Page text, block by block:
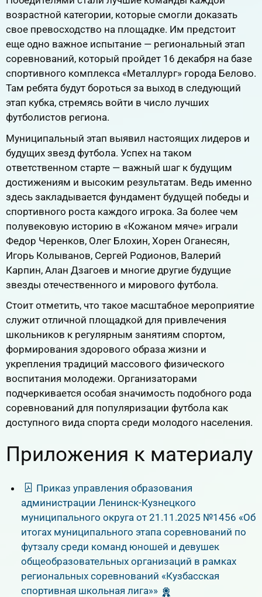
возрастной категории, которые смогли доказать
свое превосходство на площадке. Им предстоит
еще одно важное испытание — региональный этап
соревнований, который пройдет 16 декабря на базе
спортивного комплекса «Металлург» города Белово.
Там ребята будут бороться за выход в следующий
этап кубка, стремясь войти в число лучших
футболистов региона.
Муниципальный этап выявил настоящих лидеров и
будущих звезд футбола. Успех на таком
ответственном старте — важный шаг к будущим
достижениям и высоким результатам. Ведь именно
здесь закладывается фундамент будущей победы и
спортивного роста каждого игрока. За более чем
полувековую историю в «Кожаном мяче» играли
Федор Черенков, Олег Блохин, Хорен Оганесян,
Игорь Колыванов, Сергей Родионов, Валерий
Карпин, Алан Дзагоев и многие другие будущие
звезды отечественного и мирового футбола.
Стоит отметить, что такое масштабное мероприятие
служит отличной площадкой для привлечения
школьников к регулярным занятиям спортом,
формирования здорового образа жизни и
укрепления традиций массового физического
воспитания молодежи. Организаторами
подчеркивается особая значимость подобного рода
соревнований для популяризации футбола как
доступного вида спорта среди молодого населения.
Приложения к материалу
Приказ управления образования
администрации Ленинск-Кузнецкого
муниципального округа от 21.11.2025 №1456 «Об
итогах муниципального этапа соревнований по
футзалу среди команд юношей и девушек
общеобразовательных организаций в рамках
региональных соревнований «Кузбасская
спортивная школьная лига»»